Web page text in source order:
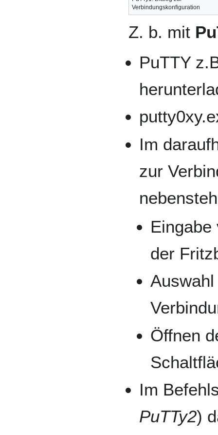
Verbindungskonfiguration
Z. b. mit
PuTTY
Im
zur
der
Öffnen
Im
PuTTy2)